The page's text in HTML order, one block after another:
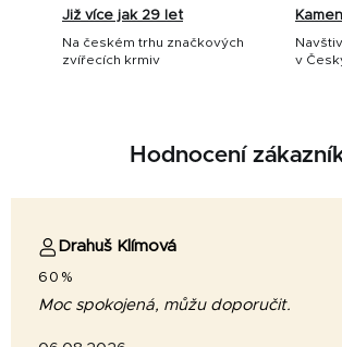
Již více jak 29 let
Na českém trhu značkových
zvířecích krmiv
v
Hodnocení
Drahuš Klímová
60%
Moc spokojená, můžu doporučit.